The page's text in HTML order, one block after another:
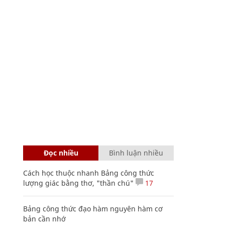
Đọc nhiều Bình luận nhiều
Cách học thuộc nhanh Bảng công thức
lượng giác bằng thơ, "thần chú"
17
Bảng công thức đạo hàm nguyên hàm cơ
bản cần nhớ